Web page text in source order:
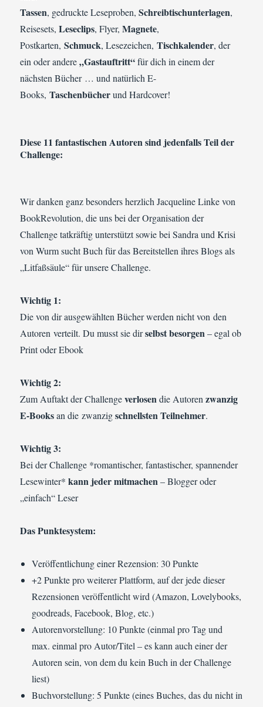
Tassen, gedruckte Leseproben,Schreibtischunterlagen,
Reisesets,Leseclips, Flyer,Magnete,
Postkarten,Schmuck, Lesezeichen,Tischkalender, der
ein oder andere„Gastauftritt“für dich in einem der
nächsten Bücher … und natürlich E-
Books,Taschenbücherund Hardcover!
Diese 11 fantastischen Autoren sind jedenfalls Teil der
Challenge:
Wir danken ganz besonders herzlich Jacqueline Linke von
BookRevolution, die uns bei der Organisation der
Challenge tatkräftig unterstützt sowie bei Sandra und Krisi
von Wurm sucht Buch für das Bereitstellen ihres Blogs als
„Litfaßsäule“ für unsere Challenge.
Wichtig 1:
Die von dir ausgewählten Bücher werden nicht von den
Autoren verteilt. Du musst sie dirselbst besorgen– egal ob
Print oder Ebook
Wichtig 2:
Zum Auftakt der Challengeverlosendie Autorenzwanzig
E-Booksan die zwanzigschnellsten Teilnehmer.
Wichtig 3:
Bei der Challenge *romantischer, fantastischer, spannender
Lesewinter*kann jeder mitmachen– Blogger oder
„einfach“ Leser
Das Punktesystem:
Veröffentlichung einer Rezension: 30 Punkte
+2 Punkte pro weiterer Plattform, auf der jede dieser
Rezensionen veröffentlicht wird (Amazon, Lovelybooks,
goodreads, Facebook, Blog, etc.)
Autorenvorstellung: 10 Punkte (einmal pro Tag und
max. einmal pro Autor/Titel – es kann auch einer der
Autoren sein, von dem du kein Buch in der Challenge
liest)
Buchvorstellung: 5 Punkte (eines Buches, das du nicht in